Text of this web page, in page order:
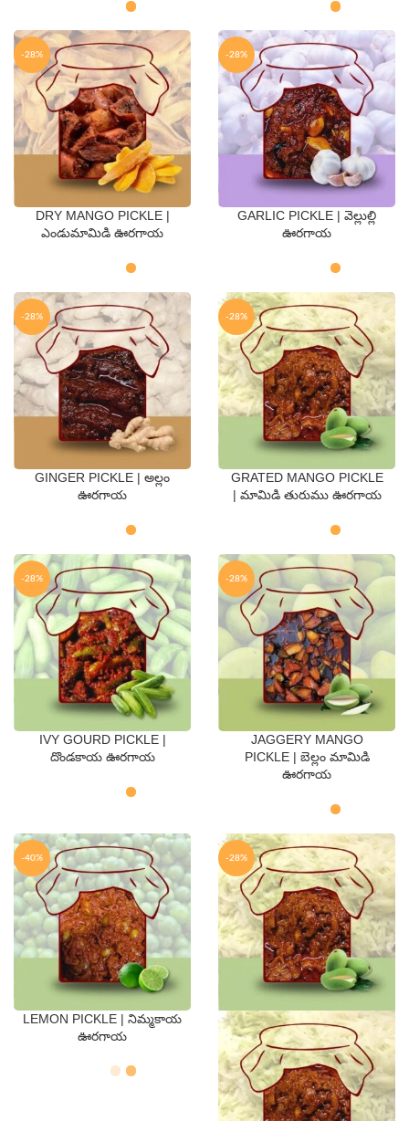
-28%
QTY
DRY MANGO PICKLE |
ఎండుమామిడి ఊరగాయ
-28%
QTY
GARLIC PICKLE | వెల్లుల్లి
ఊరగాయ
-28%
QTY
GINGER PICKLE | అల్లం
ఊరగాయ
-28%
QTY
GRATED MANGO PICKLE
| మామిడి తురుము ఊరగాయ
-28%
QTY
IVY GOURD PICKLE |
దొండకాయ ఊరగాయ
-28%
QTY
500 Gms
JAGGERY MANGO
PICKLE | బెల్లం మామిడి
ఊరగాయ
-40%
QTY
LEMON PICKLE | నిమ్మకాయ
ఊరగాయ
-28%